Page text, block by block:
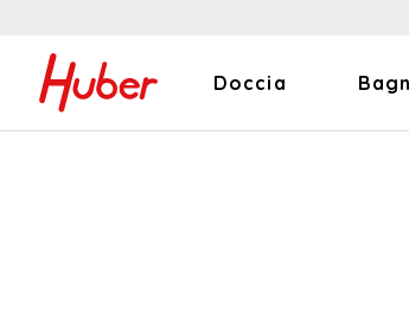
Doccia